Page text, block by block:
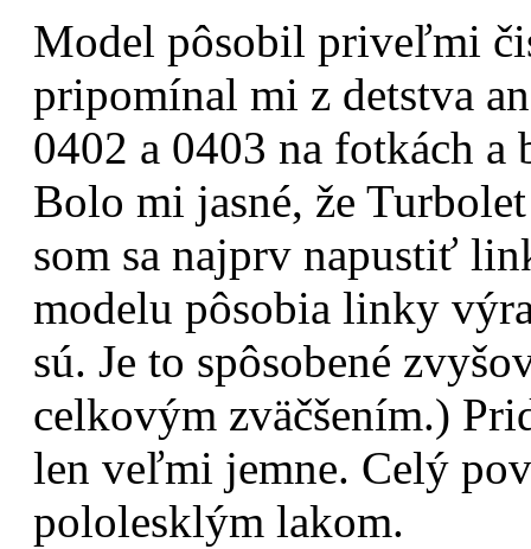
Model pôsobil priveľmi
pripomínal mi z detstva
0402 a 0403 na fotkách
Bolo mi jasné, že
som sa najprv napustiť
modelu pôsobia linky
sú. Je to spôsobené
celkovým zväčšením.)
len veľmi jemne. Celý
pololesklým lakom.